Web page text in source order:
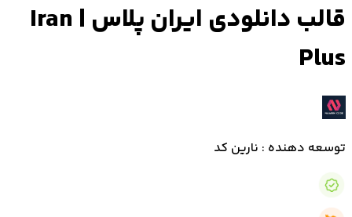
قالب دانلودی ایران پلاس | Iran
Plus
توسعه دهنده : نارین کد